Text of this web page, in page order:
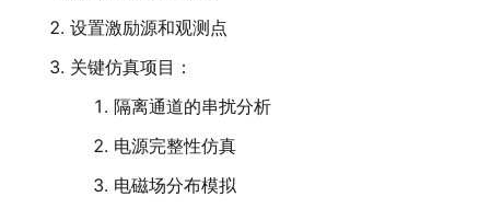
设置激励源和观测点
关键仿真项目：
隔离通道的串扰分析
电源完整性仿真
电磁场分布模拟